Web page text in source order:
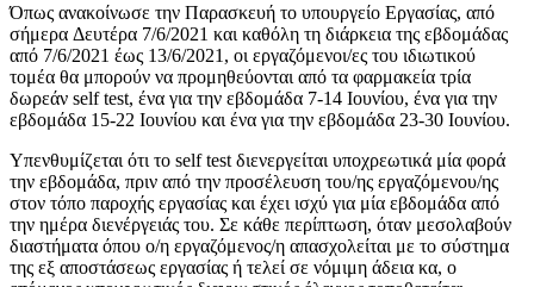
Όπως ανακοίνωσε την Παρασκευή το υπουργείο Εργασίας, από
σήμερα Δευτέρα 7/6/2021 και καθόλη τη διάρκεια της εβδομάδας
από 7/6/2021 έως 13/6/2021, οι εργαζόμενοι/ες του ιδιωτικού
τομέα θα μπορούν να προμηθεύονται από τα φαρμακεία τρία
δωρεάν self test, ένα για την εβδομάδα 7-14 Ιουνίου, ένα για την
εβδομάδα 15-22 Ιουνίου και ένα για την εβδομάδα 23-30 Ιουνίου.
Υπενθυμίζεται ότι το self test διενεργείται υποχρεωτικά μία φορά
την εβδομάδα, πριν από την προσέλευση του/ης εργαζόμενου/ης
στον τόπο παροχής εργασίας και έχει ισχύ για μία εβδομάδα από
την ημέρα διενέργειάς του. Σε κάθε περίπτωση, όταν μεσολαβούν
διαστήματα όπου ο/η εργαζόμενος/η απασχολείται με το σύστημα
της εξ αποστάσεως εργασίας ή τελεί σε νόμιμη άδεια κα, ο